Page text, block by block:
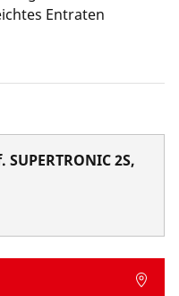
Entraten
2S,